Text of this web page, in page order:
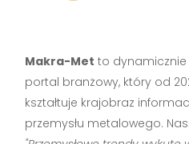
Makra-Met to dynamicznie
portal branżowy, który od
kształtuje krajobraz
przemysłu metalowego.